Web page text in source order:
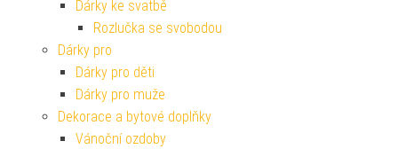
Dárky ke svatbě
Rozlučka se svobodou
Dárky pro
Dárky pro děti
Dárky pro muže
Dekorace a bytové doplňky
Vánoční ozdoby